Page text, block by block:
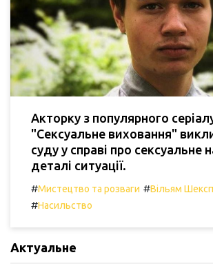
Акторку з популярного
"Сексуальне виховання"
суду у справі про сексуальне
деталі ситуації.
#Мистецтво та розваги #Вільям
#Насильство
Актуальне